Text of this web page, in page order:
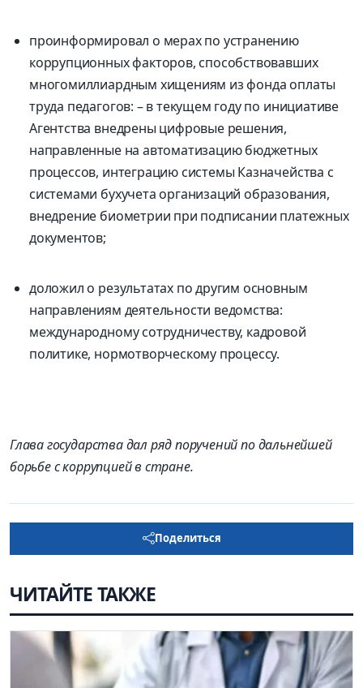
проинформировал о мерах по устранению
коррупционных факторов, способствовавших
многомиллиардным хищениям из фонда оплаты
труда педагогов: – в текущем году по инициативе
Агентства внедрены цифровые решения,
направленные на автоматизацию бюджетных
процессов, интеграцию системы Казначейства с
системами бухучета организаций образования,
внедрение биометрии при подписании платежных
документов;
доложил о результатах по другим основным
направлениям деятельности ведомства:
международному сотрудничеству, кадровой
политике, нормотворческому процессу.
Глава государства дал ряд поручений по дальнейшей
борьбе с коррупцией в стране.
Поделиться
ЧИТАЙТЕ ТАКЖЕ